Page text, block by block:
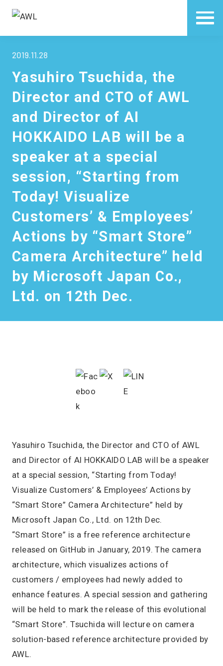
2019.11.28
Yasuhiro Tsuchida, the
Director and CTO of AWL
and Director of AI
HOKKAIDO LAB will be a
speaker at a special
session, “Starting from
Today! Visualize
Customers’ & Employees’
Actions by “Smart Store”
Camera Architecture” held
by Microsoft Japan Co.,
Ltd. on 12th Dec.
Yasuhiro Tsuchida, the Director and CTO of AWL
and Director of AI HOKKAIDO LAB will be a speaker
at a special session, “Starting from Today!
Visualize Customers’ & Employees’ Actions by
“Smart Store” Camera Architecture” held by
Microsoft Japan Co., Ltd. on 12th Dec.
“Smart Store” is a free reference architecture
released on GitHub in January, 2019. The camera
architecture, which visualizes actions of
customers / employees had newly added to
enhance features. A special session and gathering
will be held to mark the release of this evolutional
“Smart Store”. Tsuchida will lecture on camera
solution-based reference architecture provided by
AWL.